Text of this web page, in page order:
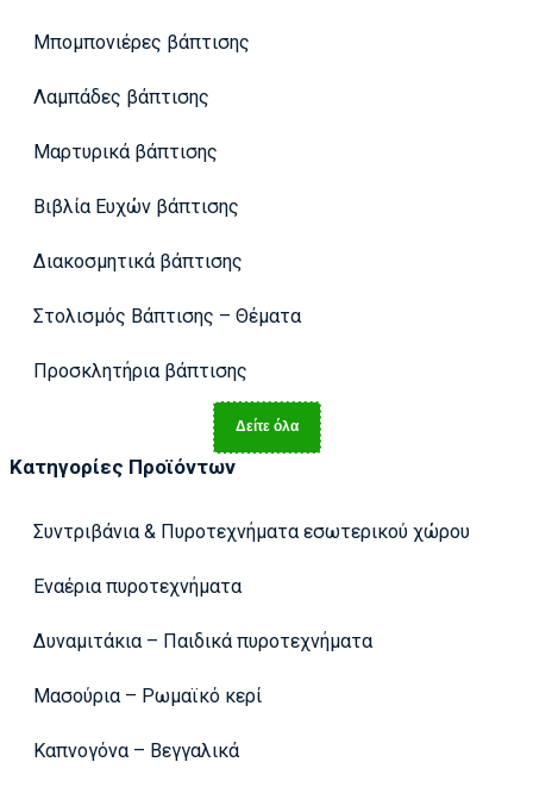
Μπομπονιέρες βάπτισης
Λαμπάδες βάπτισης
Μαρτυρικά βάπτισης
Βιβλία Ευχών βάπτισης
Διακοσμητικά βάπτισης
Στολισμός Βάπτισης – Θέματα
Προσκλητήρια βάπτισης
Δείτε όλα
Κατηγορίες Προϊόντων
Συντριβάνια & Πυροτεχνήματα εσωτερικού χώρου
Εναέρια πυροτεχνήματα
Δυναμιτάκια – Παιδικά πυροτεχνήματα
Μασούρια – Ρωμαϊκό κερί
Καπνογόνα – Βεγγαλικά